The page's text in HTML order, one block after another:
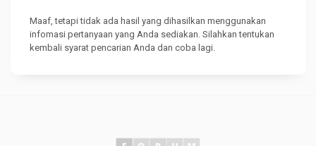
Maaf, tetapi tidak ada hasil yang dihasilkan menggunakan
infomasi pertanyaan yang Anda sediakan. Silahkan tentukan
kembali syarat pencarian Anda dan coba lagi.